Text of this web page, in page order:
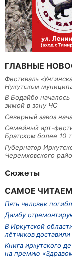
ГЛАВНЫЕ
Фестиваль
Нукутском
В Бодайбо
зимой в зону ЧС
Северный завоз
Семейный арт-
Братском более 10
Губернатор
Черемховского
Сюжеты
САМОЕ
Пять человек
Дамбу
В Иркутской
лётчиков
Книга иркутского
на премию